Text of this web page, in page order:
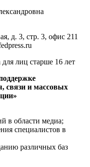
д. 3, стр. 3, офис 211
лиц старше 16 лет
связи и массовых
в области медиа;
специалистов в
различных баз